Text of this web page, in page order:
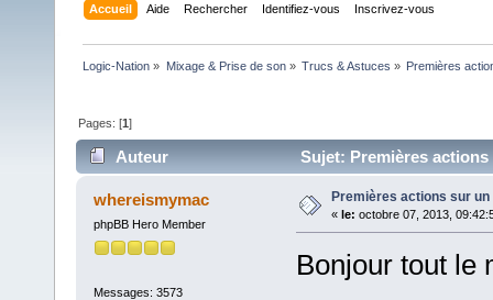
Accueil Aide Rechercher Identifiez-vous Inscrivez-vous
Logic-Nation » Mixage & Prise de son» Trucs & Astuces » Premières
Pages: [1]
Auteur Sujet: Premières
whereismymac
phpBB Hero Member
Messages: 3573
Premières actions sur un
« le: octobre 07, 2013,
Bonjour tout le